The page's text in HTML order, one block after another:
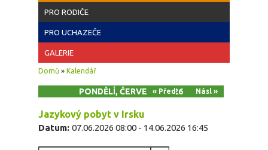
PRO RODIČE
PRO UCHAZEČE
GALERIE
Jste zde
Domů » Kalendář
PONDĚLÍ, ČERVEN 8, 2026
« Před Násl »
Jazykový pobyt v Irsku
Datum: 07.06.2026 08:00 - 14.06.2026 16:45